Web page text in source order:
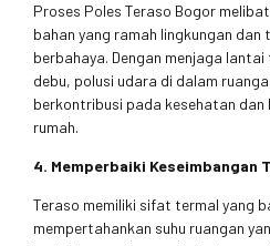
Proses Poles Teraso Bogor
bahan yang ramah lingkungan dan
berbahaya. Dengan menjaga
debu, polusi udara di dalam
berkontribusi pada kesehatan dan
rumah.
4. Memperbaiki Keseimbangan
Teraso memiliki sifat termal yang
mempertahankan suhu ruangan